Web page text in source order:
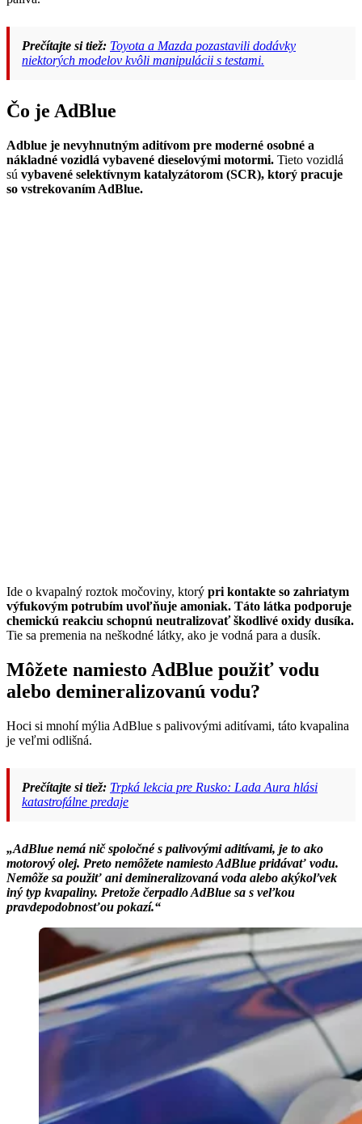
Prečítajte si tiež: Toyota a Mazda pozastavili dodávky
niektorých modelov kvôli manipulácii s testami.
Čo je AdBlue
Adblue je nevyhnutným aditívom pre moderné osobné a
nákladné vozidlá vybavené dieselovými motormi. Tieto vozidlá
sú vybavené selektívnym katalyzátorom (SCR), ktorý pracuje
so vstrekovaním AdBlue.
Ide o kvapalný roztok močoviny, ktorý pri kontakte so zahriatym
výfukovým potrubím uvoľňuje amoniak. Táto látka podporuje
chemickú reakciu schopnú neutralizovať škodlivé oxidy dusíka.
Tie sa premenia na neškodné látky, ako je vodná para a dusík.
Môžete namiesto AdBlue použiť vodu
alebo demineralizovanú vodu?
Hoci si mnohí mýlia AdBlue s palivovými aditívami, táto kvapalina
je veľmi odlišná.
Prečítajte si tiež: Trpká lekcia pre Rusko: Lada Aura hlási
katastrofálne predaje
„AdBlue nemá nič spoločné s palivovými aditívami, je to ako
motorový olej. Preto nemôžete namiesto AdBlue pridávať vodu.
Nemôže sa použiť ani demineralizovaná voda alebo akýkoľvek
iný typ kvapaliny. Pretože čerpadlo AdBlue sa s veľkou
pravdepodobnosťou pokazí.“